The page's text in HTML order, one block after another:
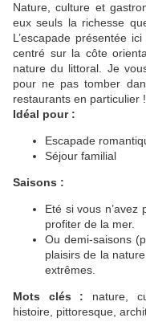
Nature, culture et
eux seuls la richesse
L’escapade présentée
centré sur la côte
nature du littoral. Je
pour ne pas tomber
restaurants en particulier !
Idéal pour :
Escapade
Séjour familial
Saisons :
Eté si vous
profiter de la mer.
Ou demi-saisons
plaisirs de la
extrêmes.
Mots clés : nature,
histoire, pittoresque,